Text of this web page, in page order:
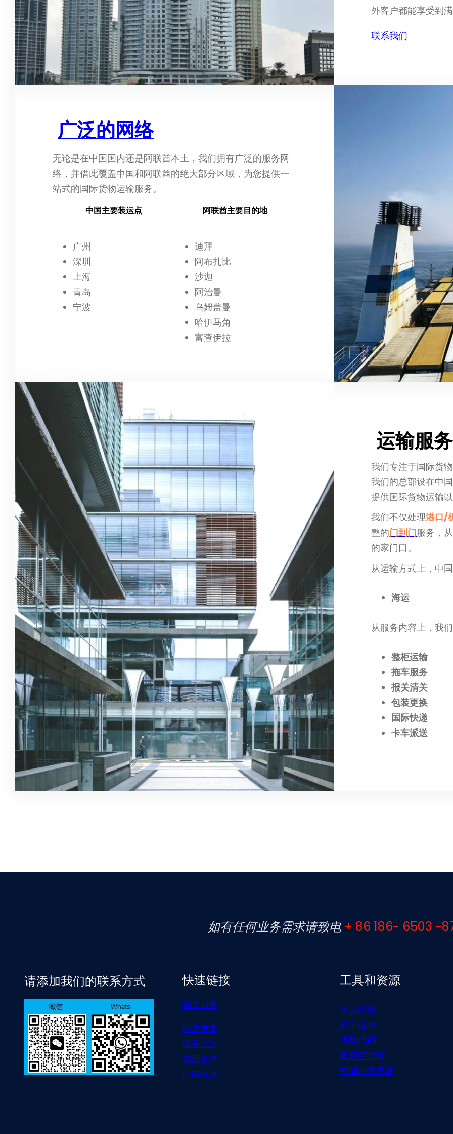
外客户都能享受到
联系我们
广泛的网络
无论是在中国国内还是阿联酋本土，我们拥有广泛的服务网
络，并借此覆盖中国和阿联酋的绝大部分区域，为您提供一
站式的国际货物运输服务。
中国主要装运点 阿联酋主要目的地
广州
深圳
上海
青岛
宁波
迪拜
阿布扎比
沙迦
阿治曼
乌姆盖曼
哈伊马角
富查伊拉
运输服务
我们专注于国际货
我们的总部设在中
提供国际货物运输
我们不仅处理港口/
整的门到门服务，
的家门口。
从运输方式上，中
海运
从服务内容上，我
整柜运输
拖车服务
报关清关
包装更换
国际快递
卡车派送
如有任何业务需求请致电 + 86 186- 6503 -
请添加我们的联系方式 快速链接
物流服务
解决方案
服务地区
偏远查询
17TRACK
工具和资源
常见问题
港口信息
机场代码
集装箱指南
中国海关总署